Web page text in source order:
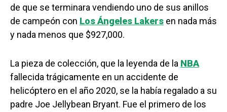
de que se terminara vendiendo uno de sus anillos
de campeón con Los Ángeles Lakers en nada más
y nada menos que $927,000.
La pieza de colección, que la leyenda de la NBA
fallecida trágicamente en un accidente de
helicóptero en el año 2020, se la había regalado a su
padre Joe Jellybean Bryant. Fue el primero de los